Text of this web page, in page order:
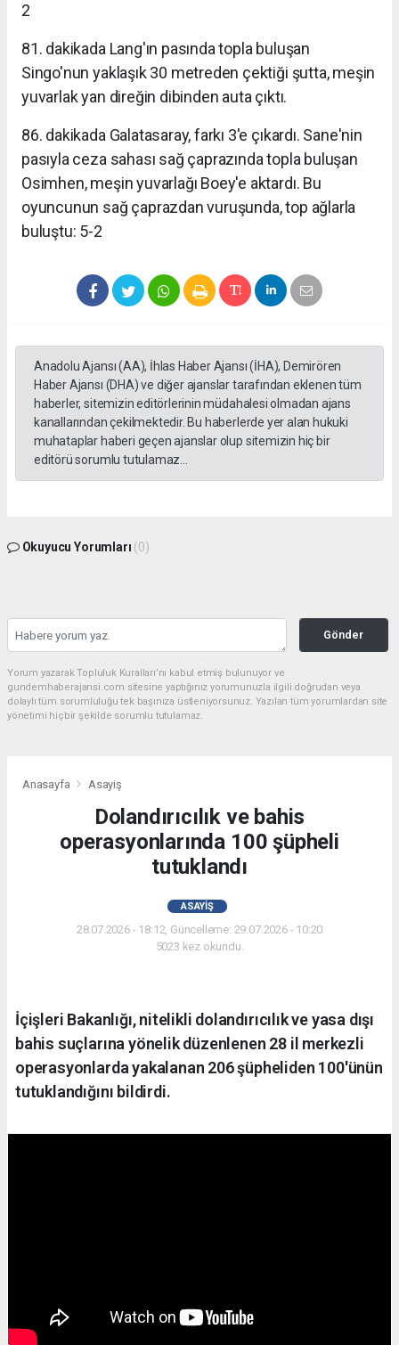
2
81. dakikada Lang'ın pasında topla buluşan
Singo'nun yaklaşık 30 metreden çektiği şutta, meşin
yuvarlak yan direğin dibinden auta çıktı.
86. dakikada Galatasaray, farkı 3'e çıkardı. Sane'nin
pasıyla ceza sahası sağ çaprazında topla buluşan
Osimhen, meşin yuvarlağı Boey'e aktardı. Bu
oyuncunun sağ çaprazdan vuruşunda, top ağlarla
buluştu: 5-2
Anadolu Ajansı (AA), İhlas Haber Ajansı (İHA), Demirören
Haber Ajansı (DHA) ve diğer ajanslar tarafından eklenen tüm
haberler, sitemizin editörlerinin müdahalesi olmadan ajans
kanallarından çekilmektedir. Bu haberlerde yer alan hukuki
muhataplar haberi geçen ajanslar olup sitemizin hiç bir
editörü sorumlu tutulamaz...
Okuyucu Yorumları (0)
Gönder
Yorum yazarak Topluluk Kuralları’nı kabul etmiş bulunuyor ve
gundemhaberajansi.com sitesine yaptığınız yorumunuzla ilgili doğrudan veya
dolaylı tüm sorumluluğu tek başınıza üstleniyorsunuz. Yazılan tüm yorumlardan site
yönetimi hiçbir şekilde sorumlu tutulamaz.
Anasayfa Asayiş
Dolandırıcılık ve bahis
operasyonlarında 100 şüpheli
tutuklandı
ASAYIŞ
28.07.2026 - 18:12, Güncelleme: 29.07.2026 - 10:20
5023 kez okundu.
İçişleri Bakanlığı, nitelikli dolandırıcılık ve yasa dışı
bahis suçlarına yönelik düzenlenen 28 il merkezli
operasyonlarda yakalanan 206 şüpheliden 100'ünün
tutuklandığını bildirdi.